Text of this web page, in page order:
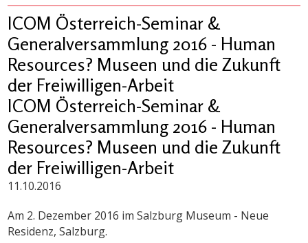
ICOM Österreich-Seminar &
Generalversammlung 2016 - Human
Resources? Museen und die Zukunft
der Freiwilligen-Arbeit
ICOM Österreich-Seminar &
Generalversammlung 2016 - Human
Resources? Museen und die Zukunft
der Freiwilligen-Arbeit
11.10.2016
Am 2. Dezember 2016 im Salzburg Museum - Neue
Residenz, Salzburg.